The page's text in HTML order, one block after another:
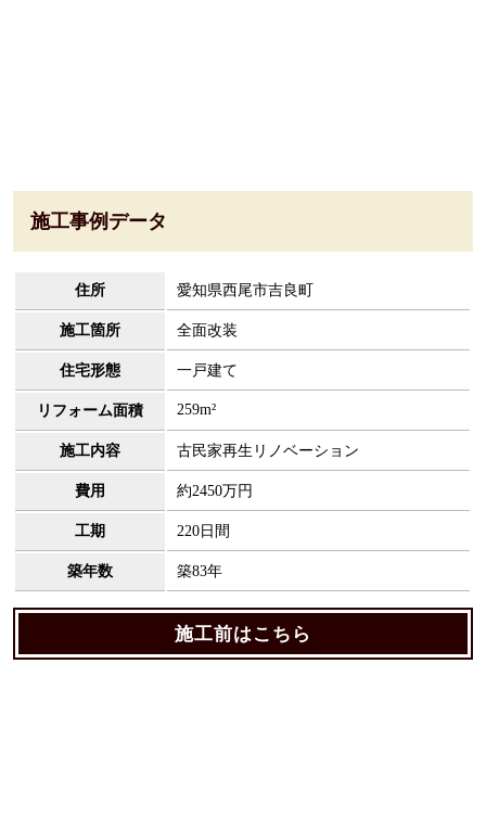
施工事例データ
住所 愛知県西尾市吉良町
施工箇所 全面改装
住宅形態 一戸建て
リフォーム面積 259m²
施工内容 古民家再生リノベーション
費用 約2450万円
工期 220日間
築年数 築83年
施工前はこちら